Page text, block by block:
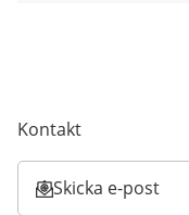
Kontakt
Skicka e-post
Öppnar e-postklient